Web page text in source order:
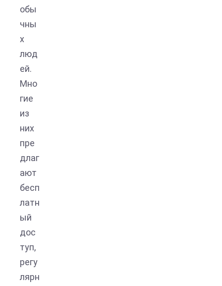
обы
чны
х
люд
ей.
Мно
гие
из
них
пре
длаг
ают
бесп
латн
ый
дос
туп,
регу
лярн